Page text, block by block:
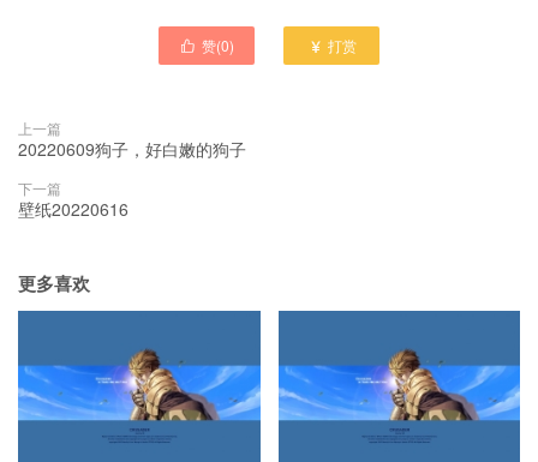
 赞(0)  打赏
上一篇
20220609狗子，好白嫩的狗子
下一篇
壁纸20220616
更多喜欢